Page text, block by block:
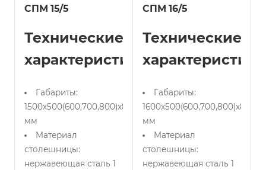
СПМ 15/5
Технические
характеристики:
Габариты:
1500х500(600,700,800)х850
мм
Материал
столешницы:
нержавеющая сталь 1
СПМ 16/5
Технические
Габариты:
1600х500(600,700,800)х850
мм
Материал
столешницы:
нержавеющая сталь 1